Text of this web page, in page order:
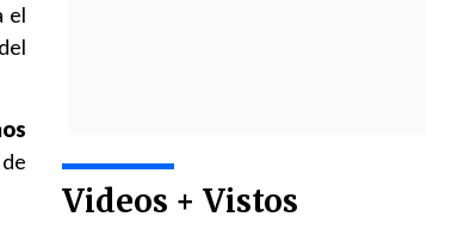
Videos + Vistos
el
de